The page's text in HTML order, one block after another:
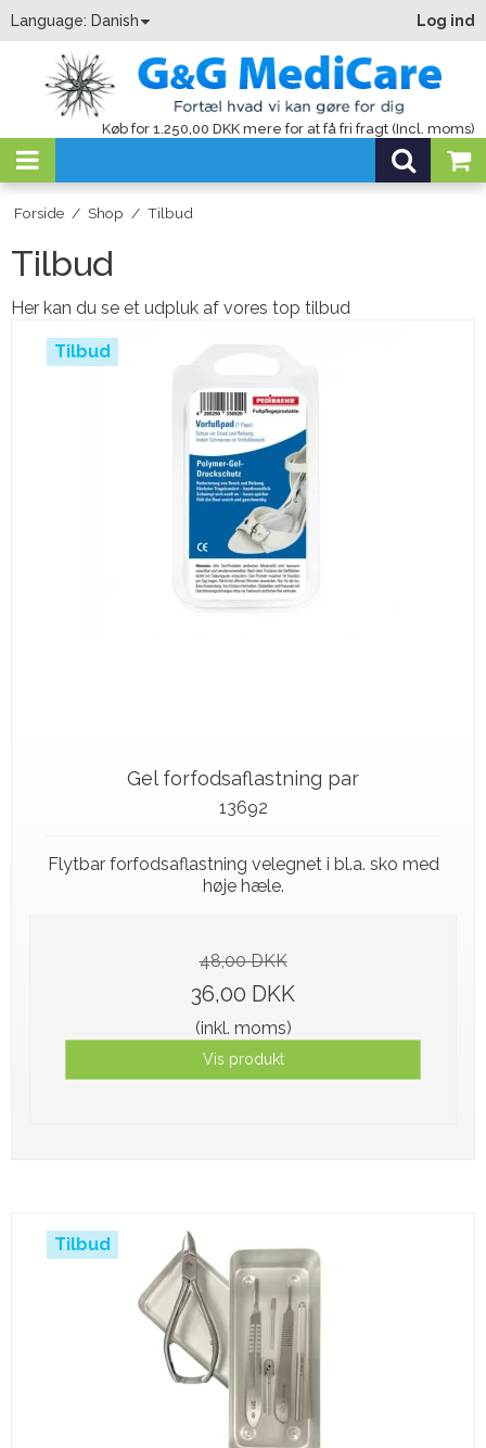
Language: Danish Log ind
Køb for 1.250,00 DKK mere for at få fri fragt (Incl. moms)
Forside / Shop / Tilbud
Tilbud
Her kan du se et udpluk af vores top tilbud
Tilbud
Gel forfodsaflastning par
13692
Flytbar forfodsaflastning velegnet i bl.a. sko med
høje hæle.
48,00 DKK
36,00 DKK
(inkl. moms)
Vis produkt
Tilbud